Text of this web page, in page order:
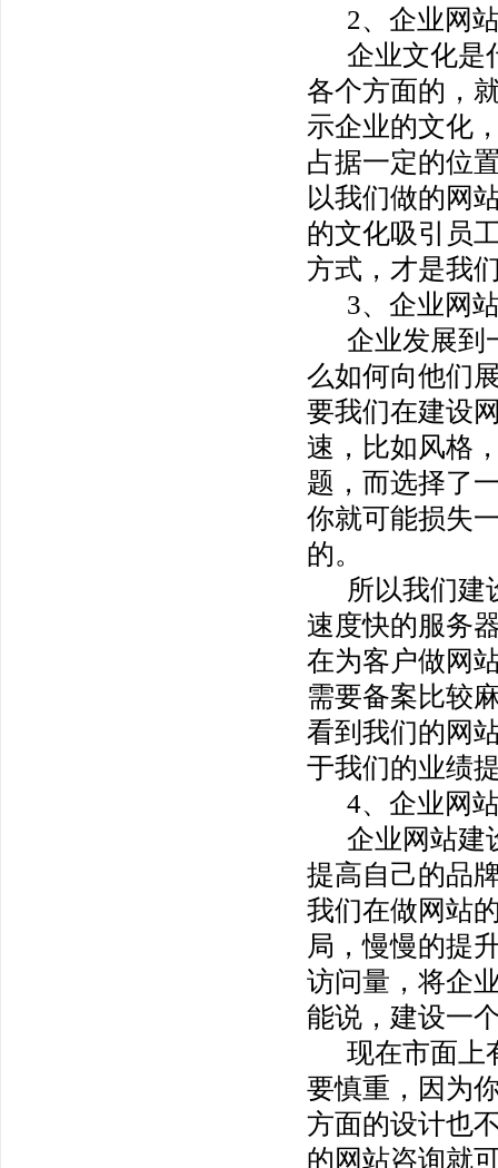
2、企业网
企业文化是
各个方面的，
示企业的文化
占据一定的位
以我们做的网
的文化吸引员
方式，才是我
3、企业网
企业发展到
么如何向他们
要我们在建设
速，比如风格
题，而选择了
你就可能损失
的。
所以我们建
速度快的服务
在为客户做网
需要备案比较
看到我们的网
于我们的业绩
4、企业网
企业网站建
提高自己的品
我们在做网站
局，慢慢的提
访问量，将企
能说，建设一
现在市面上
要慎重，因为
方面的设计也
的网站咨询就